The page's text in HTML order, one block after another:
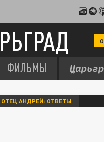
ФИЛЬМЫ
ОТЕЦ АНДРЕЙ: ОТВЕТЫ